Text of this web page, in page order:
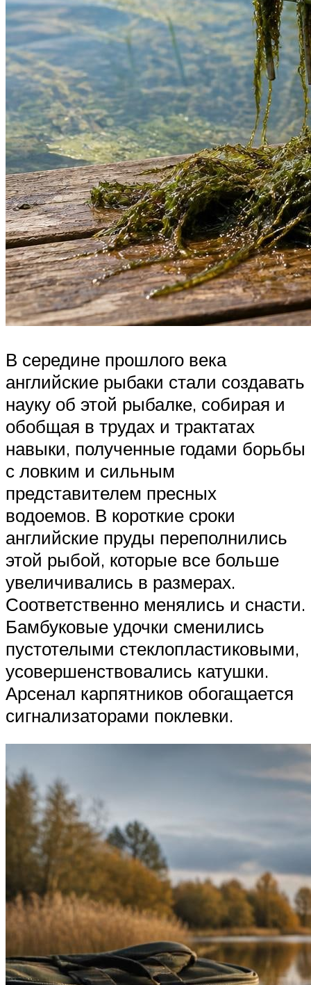
В середине прошлого века
английские рыбаки стали создавать
науку об этой рыбалке, собирая и
обобщая в трудах и трактатах
навыки, полученные годами борьбы
с ловким и сильным
представителем пресных
водоемов. В короткие сроки
английские пруды переполнились
этой рыбой, которые все больше
увеличивались в размерах.
Соответственно менялись и снасти.
Бамбуковые удочки сменились
пустотелыми стеклопластиковыми,
усовершенствовались катушки.
Арсенал карпятников обогащается
сигнализаторами поклевки.